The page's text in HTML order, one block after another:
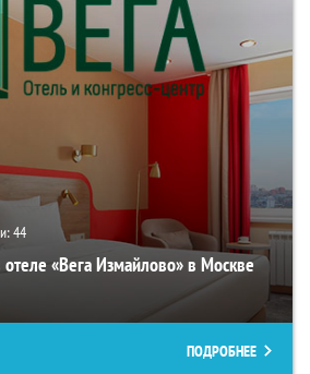
44
«Вега Измайлово» в Москве
ПОДРОБНЕЕ